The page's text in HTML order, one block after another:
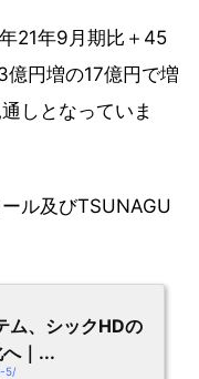
21年9月期比＋45
円増の17億円で増
しとなっていま
ル及びTSUNAGU
ム、シックHDの
｜...
5/